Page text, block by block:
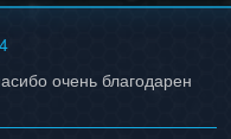
очень благодарен